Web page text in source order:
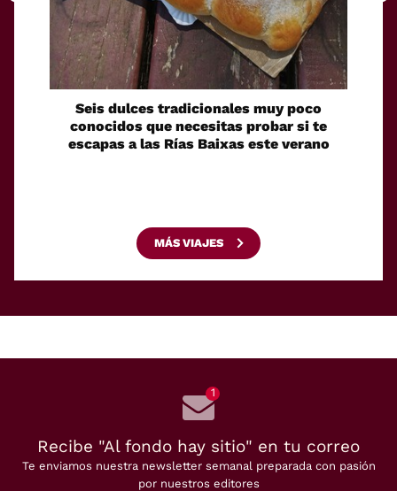
Seis dulces tradicionales muy poco
conocidos que necesitas probar si te
escapas a las Rías Baixas este verano
MÁS VIAJES
1
Recibe "Al fondo hay sitio" en tu correo
Te enviamos nuestra newsletter semanal preparada con pasión
por nuestros editores